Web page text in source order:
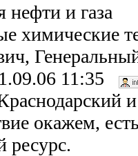
и газа
11:35
окажем,
ресурс.